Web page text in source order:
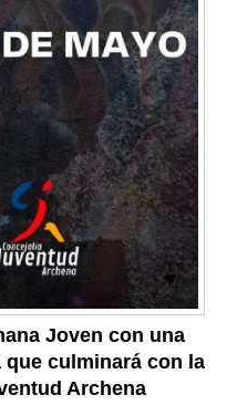
Joven con una
culminará con la
Archena